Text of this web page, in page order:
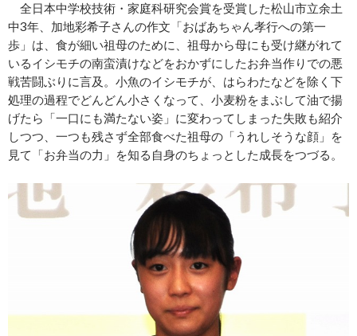
全日本中学校技術・家庭科研究会賞を受賞した松山市立余土
中3年、加地彩希子さんの作文「おばあちゃん孝行への第一
歩」は、食が細い祖母のために、祖母から母にも受け継がれて
いるイシモチの南蛮漬けなどをおかずにしたお弁当作りでの悪
戦苦闘ぶりに言及。小魚のイシモチが、はらわたなどを除く下
処理の過程でどんどん小さくなって、小麦粉をまぶして油で揚
げたら「一口にも満たない姿」に変わってしまった失敗も紹介
しつつ、一つも残さず全部食べた祖母の「うれしそうな顔」を
見て「お弁当の力」を知る自身のちょっとした成長をつづる。